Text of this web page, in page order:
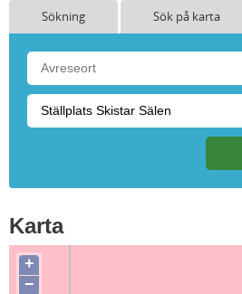
Sökning Sök på karta
Karta
+
−